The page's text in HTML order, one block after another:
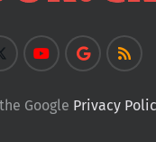
Google Privacy